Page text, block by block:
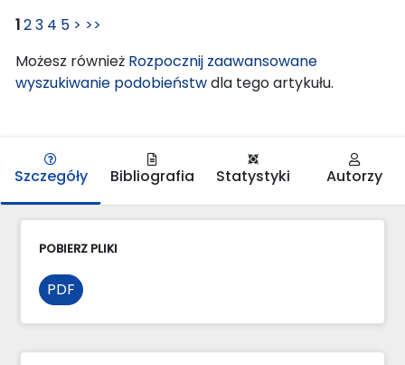
123 4 5 > >>
Możesz również Rozpocznij zaawansowane
wyszukiwanie podobieństwdla tego artykułu.
Szczegóły Bibliografia Statystyki Autorzy
POBIERZ PLIKI
PDF